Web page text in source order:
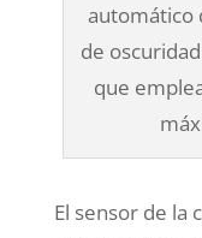
automático
de
que
El sensor de la